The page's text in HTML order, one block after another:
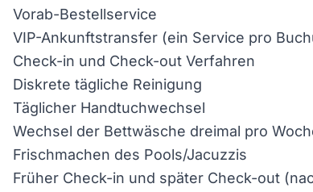
Vorab-Bestellservice
VIP-Ankunftstransfer (ein Service pro
Check-in und Check-out Verfahren
Diskrete tägliche Reinigung
Täglicher Handtuchwechsel
Wechsel der Bettwäsche dreimal pro
Frischmachen des Pools/Jacuzzis
Früher Check-in und später Check-out